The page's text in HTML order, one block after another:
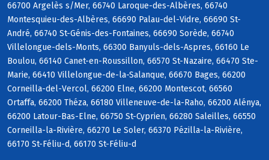
66700 Argelès s/Mer, 66740 Laroque-des-Albères, 66740
Montesquieu-des-Albères, 66690 Palau-del-Vidre, 66690 St-
André, 66740 St-Génis-des-Fontaines, 66690 Sorède, 66740
Villelongue-dels-Monts, 66300 Banyuls-dels-Aspres, 66160 Le
Boulou, 66140 Canet-en-Roussillon, 66570 St-Nazaire, 66470 Ste-
Marie, 66410 Villelongue-de-la-Salanque, 66670 Bages, 66200
Corneilla-del-Vercol, 66200 Elne, 66200 Montescot, 66560
Ortaffa, 66200 Théza, 66180 Villeneuve-de-la-Raho, 66200 Alénya,
66200 Latour-Bas-Elne, 66750 St-Cyprien, 66280 Saleilles, 66550
Corneilla-la-Rivière, 66270 Le Soler, 66370 Pézilla-la-Rivière,
66170 St-Féliu-d, 66170 St-Féliu-d